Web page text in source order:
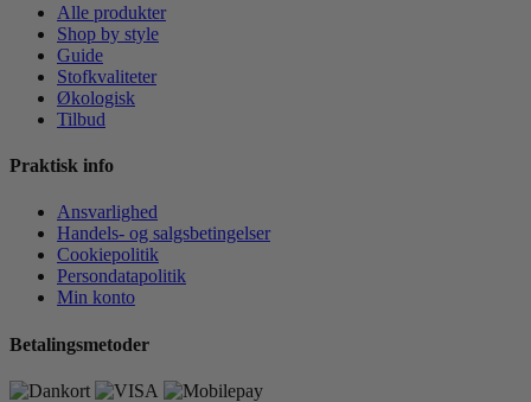
Alle produkter
Shop by style
Guide
Stofkvaliteter
Økologisk
Tilbud
Praktisk info
Ansvarlighed
Handels- og salgsbetingelser
Cookiepolitik
Persondatapolitik
Min konto
Betalingsmetoder